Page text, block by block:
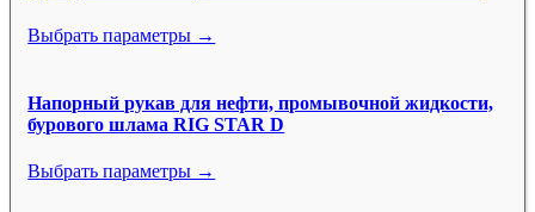
Выбрать параметры →
Напорный рукав для нефти, промывочной жидкости,
бурового шлама RIG STAR D
Выбрать параметры →